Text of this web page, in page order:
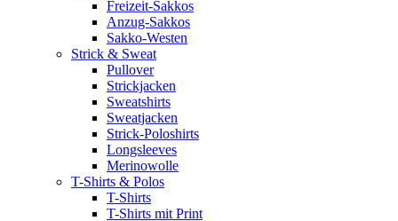
Freizeit-Sakkos
Anzug-Sakkos
Sakko-Westen
Strick & Sweat
Pullover
Strickjacken
Sweatshirts
Sweatjacken
Strick-Poloshirts
Longsleeves
Merinowolle
T-Shirts & Polos
T-Shirts
T-Shirts mit Print